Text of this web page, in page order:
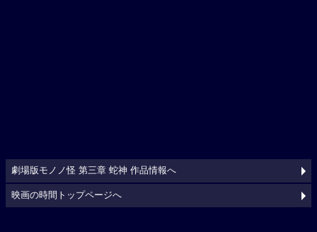
劇場版モノノ怪 第三章 蛇神 作品情報へ
映画の時間トップページへ